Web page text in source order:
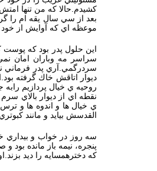
كشيدم.حالا كه من تنها
بعد از سي سال يقه ام را
موعظه اي كه آوايش از خود
اين حلول پدر بود كه پوست
سراسر مه وباران امان
سردرگمي.آري پدر فرماني
ديوار اتاقش خاك گرفته
روحيه ي خيال پردازيم
نقطه اي از ديوار بالاي
ي خيال ها و اندوه ها و
القدسش بيايد و مانند
سه روز در خواب و بيداري
پنجره، نيمه باز مانده
كه دخترهمسايه را ديد